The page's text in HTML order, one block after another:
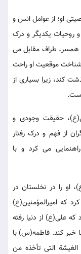
او؛ از عوامل انس و
روحیات یکدیگر و درک
طراف مقابل می
شناخت موقعیت او راحت
کند، زیرا بسیاری از
حقیقت وجودی و
از فهم و درک رفتار
می کرد و با
او را در نخلستان در
که امیرالمؤمنین(ع)
علی(ع) از دنیا رفته
خبر کند. فاطمه(س) با
التی تأخذه من